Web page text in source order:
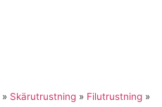
» Skärutrustning » Filutrustning »